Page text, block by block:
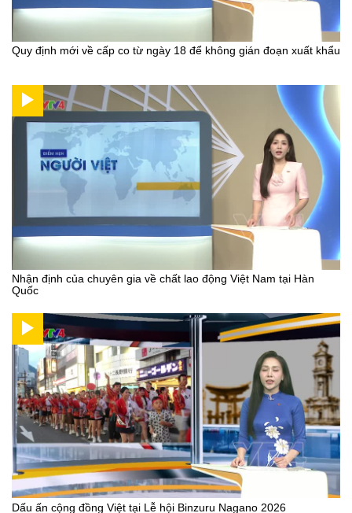
Quy định mới về cấp co từ ngày 18 để không gián đoạn xuất khẩu
Nhận định của chuyên gia về chất lao động Việt Nam tại Hàn
Quốc
Dấu ấn cộng đồng Việt tại Lễ hội Binzuru Nagano 2026